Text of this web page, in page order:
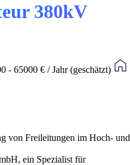
380kV
- 65000 € / Jahr (geschätzt)
von Freileitungen im Hoch- und
ein Spezialist für